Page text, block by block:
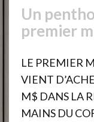
Un
premier
LE PREMIER
VIENT
M$ DANS LA
MAINS DU